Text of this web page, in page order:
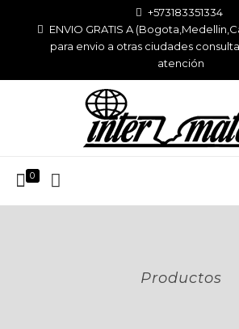
+573183351334
ENVIO GRATIS A
para envio a otras ciudades
atención
0
Productos